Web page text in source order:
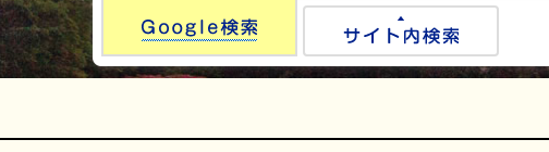
Google検索